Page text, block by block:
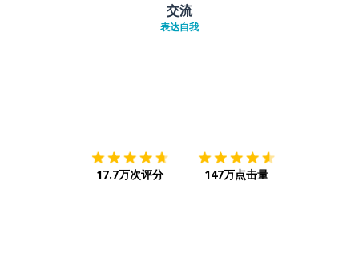
交流
表达自我
17.7万次评分 147万点击量